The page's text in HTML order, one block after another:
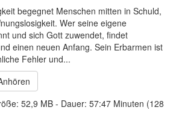
begegnet Menschen mitten in Schuld,
Wer seine eigene
und sich Gott zuwendet, findet
einen neuen Anfang. Sein Erbarmen ist
Fehler und...
52,9 MB - Dauer: 57:47 Minuten (128